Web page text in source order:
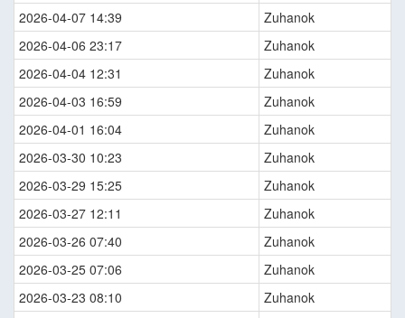
2026-04-07 14:39
Zuhanok
2026-04-06 23:17
Zuhanok
2026-04-04 12:31
Zuhanok
2026-04-03 16:59
Zuhanok
2026-04-01 16:04
Zuhanok
2026-03-30 10:23
Zuhanok
2026-03-29 15:25
Zuhanok
2026-03-27 12:11
Zuhanok
2026-03-26 07:40
Zuhanok
2026-03-25 07:06
Zuhanok
2026-03-23 08:10
Zuhanok